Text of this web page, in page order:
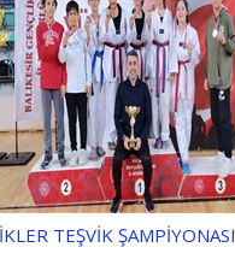
TEŞVİK ŞAMPİYONASI